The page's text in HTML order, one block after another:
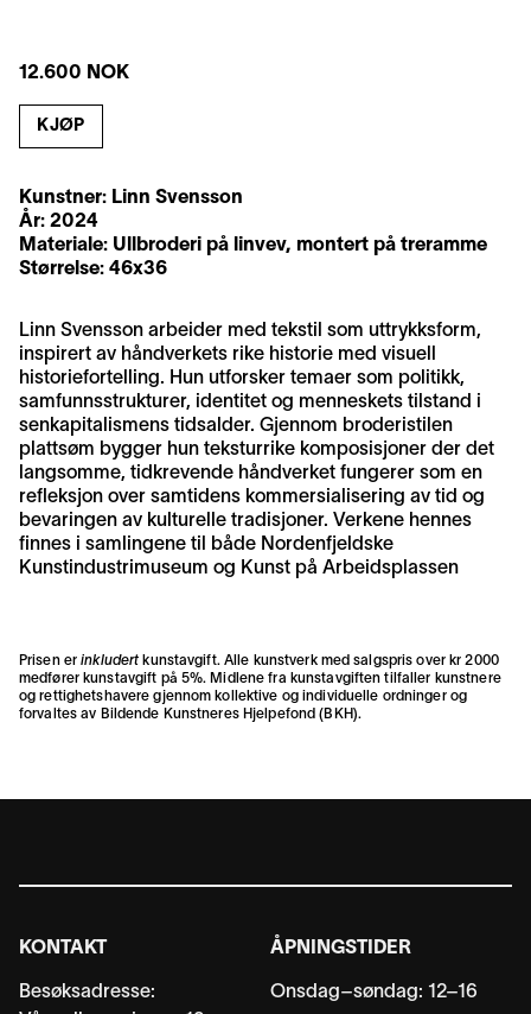
12.600 NOK
KJØP
Kunstner: Linn Svensson
År: 2024
Materiale: Ullbroderi på linvev, montert på treramme
Størrelse: 46x36
Linn Svensson arbeider med tekstil som uttrykksform,
inspirert av håndverkets rike historie med visuell
historiefortelling. Hun utforsker temaer som politikk,
samfunnsstrukturer, identitet og menneskets tilstand i
senkapitalismens tidsalder. Gjennom broderistilen
plattsøm bygger hun teksturrike komposisjoner der det
langsomme, tidkrevende håndverket fungerer som en
refleksjon over samtidens kommersialisering av tid og
bevaringen av kulturelle tradisjoner. Verkene hennes
finnes i samlingene til både Nordenfjeldske
Kunstindustrimuseum og Kunst på Arbeidsplassen
Prisen erinkludert kunstavgift. Alle kunstverk med salgspris over kr 2000
medfører kunstavgift på 5%. Midlene fra kunstavgiften tilfaller kunstnere
og rettighetshavere gjennom kollektive og individuelle ordninger og
forvaltes av Bildende Kunstneres Hjelpefond (BKH).
KONTAKT
Besøksadresse:
ÅPNINGSTIDER
Onsdag–søndag: 12–16